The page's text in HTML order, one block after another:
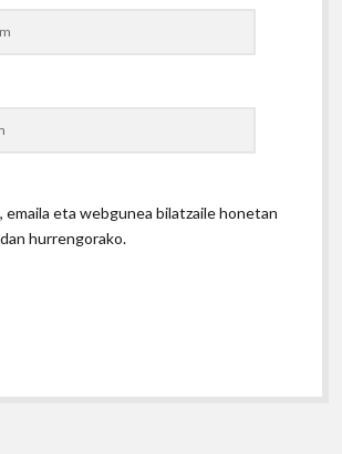
emaila eta webgunea bilatzaile honetan
hurrengorako.